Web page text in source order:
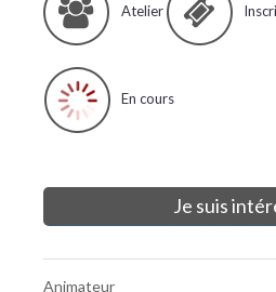
Atelier
En cours
Je suis
Animateur